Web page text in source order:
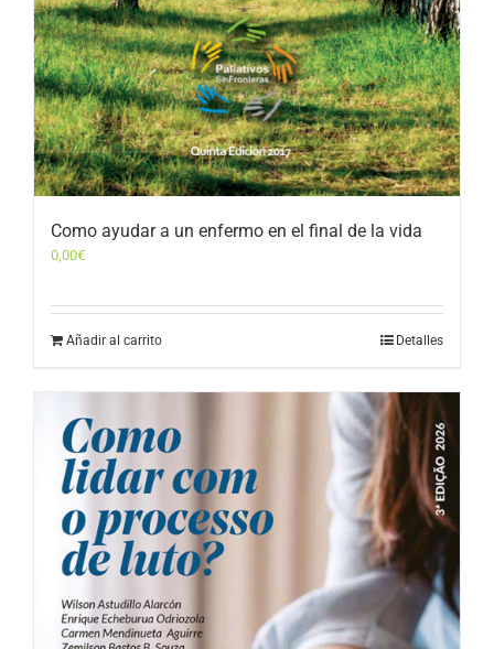
Como ayudar a un enfermo en el final de la vida
0,00€
Añadir al carrito Detalles